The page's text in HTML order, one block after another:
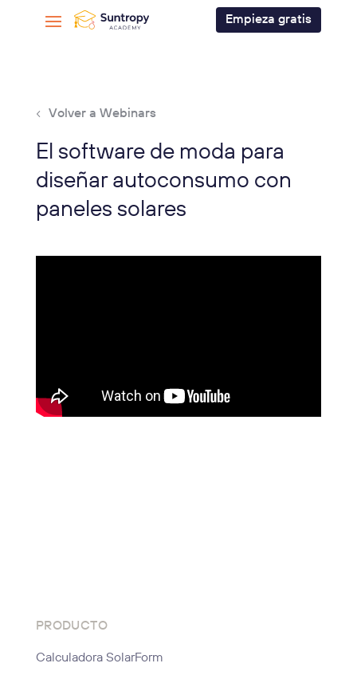
Empieza gratis
Volver a Webinars
El software de moda para
diseñar autoconsumo con
paneles solares
PRODUCTO
Calculadora SolarForm